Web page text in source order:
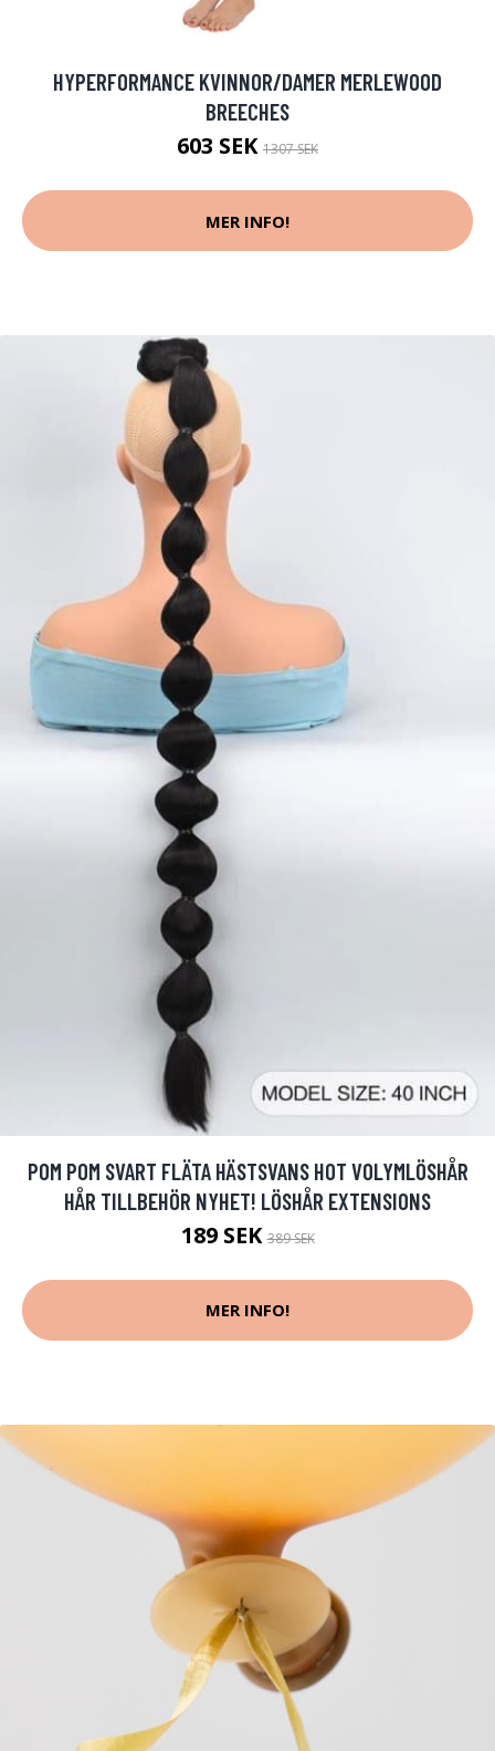
HYPERFORMANCE KVINNOR/DAMER MERLEWOOD
BREECHES
603 SEK 1307 SEK
MER INFO!
POM POM SVART FLÄTA HÄSTSVANS HOT VOLYMLÖSHÅR
HÅR TILLBEHÖR NYHET! LÖSHÅR EXTENSIONS
189 SEK389 SEK
MER INFO!